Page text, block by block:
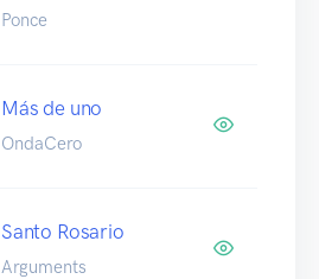
Ponce
Más de uno
OndaCero
Santo Rosario
Arguments